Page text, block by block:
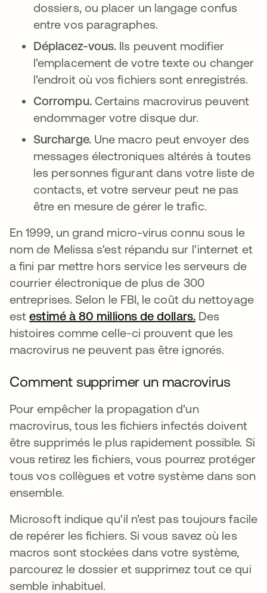
dossiers, ou placer un langage confus
entre vos paragraphes.
Déplacez-vous. Ils peuvent modifier
l'emplacement de votre texte ou changer
l'endroit où vos fichiers sont enregistrés.
Corrompu. Certains macrovirus peuvent
endommager votre disque dur.
Surcharge. Une macro peut envoyer des
messages électroniques altérés à toutes
les personnes figurant dans votre liste de
contacts, et votre serveur peut ne pas
être en mesure de gérer le trafic.
En 1999, un grand micro-virus connu sous le
nom de Melissa s'est répandu sur l'internet et
a fini par mettre hors service les serveurs de
courrier électronique de plus de 300
entreprises. Selon le FBI, le coût du nettoyage
estestimé à 80 millions de dollars.Des
histoires comme celle-ci prouvent que les
macrovirus ne peuvent pas être ignorés.
Comment supprimer un macrovirus
Pour empêcher la propagation d'un
macrovirus, tous les fichiers infectés doivent
être supprimés le plus rapidement possible. Si
vous retirez les fichiers, vous pourrez protéger
tous vos collègues et votre système dans son
ensemble.
Microsoft indique qu'il n'est pas toujours facile
de repérer les fichiers. Si vous savez où les
macros sont stockées dans votre système,
parcourez le dossier et supprimez tout ce qui
semble inhabituel.